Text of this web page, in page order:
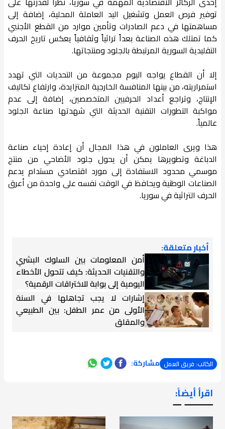
توفير فرص العمل وتشغيل اليد العاملة المحلية، إضافة إلى
مساهمتها في دعم الصادرات وتأمين موارد من القطع الأجنبي
كما تمتلك هذه الصناعة بعداً تراثياً وثقافياً يعكس تاريخ الحرف
التقليدية السورية المرتبطة بالجلود ومنتجاتها.
إلا أن القطاع يواجه اليوم مجموعة من التحديات التي تهدد
استمراريته، من بينها المنافسة الخارجية المتزايدة، وارتفاع تكاليف
الإنتاج، وتراجع أعداد الحرفيين المتخصصين، إضافة إلى عدم
مواكبة التطورات التقنية الحديثة التي شهدتها صناعة الجلود
عالمياً.
هذا ويرى العاملون في هذا المجال أن إعادة إحياء صناعة
الدباغة وتطويرها يمكن أن يحول جلود الأضاحي من منتج
موسمي محدود الاستفادة إلى مورد اقتصادي مستدام يدعم
الصناعات الوطنية ويحافظ في الوقت نفسه على واحدة من أعرق
الحرف التراثية في سوريا.
أخبار متعلقة:
أمن المعلومات بين السلوك البشري
والتقنيات الحديثة: كيف تتحول الأخطاء
اليومية إلى بوابة للاختراقات الرقمية؟
إشارات لا يجب تجاهلها في السنة
الأولى من عمر الطفل: بين الطبيعي
والمقلق
الكاتب: فريق العمل مشاركة:
اقرأ أيضاً:
ـــــــ ــ